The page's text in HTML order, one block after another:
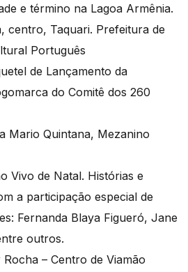
e término na Lagoa Armênia.
centro, Taquari. Prefeitura de
Português
de Lançamento da
do Comitê dos 260
Mario Quintana, Mezanino
Vivo de Natal. Histórias e
a participação especial de
Fernanda Blaya Figueró, Jane
outros.
– Centro de Viamão